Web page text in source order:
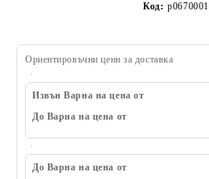
Код: p0670001
Ориентировъчни цени за доставка
Извън Варна на цена от
До Варна на цена от
До Варна на цена от